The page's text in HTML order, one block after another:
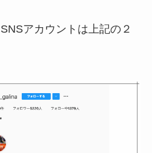
アカウントは上記の２